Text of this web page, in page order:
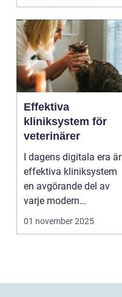
Effektiva
kliniksystem för
veterinärer
I dagens digitala era är
effektiva kliniksystem
en avgörande del av
varje modern
veterin&a...
01 november 2025